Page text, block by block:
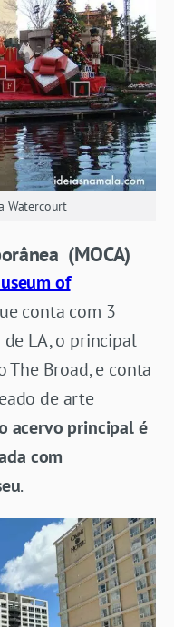
Watercourt
(MOCA)
of
conta com 3
LA, o principal
The Broad, e conta
de arte
acervo principal é
com
.